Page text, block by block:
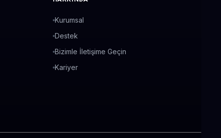
Kurumsal
Destek
Bizimle İletişime Geçin
Kariyer